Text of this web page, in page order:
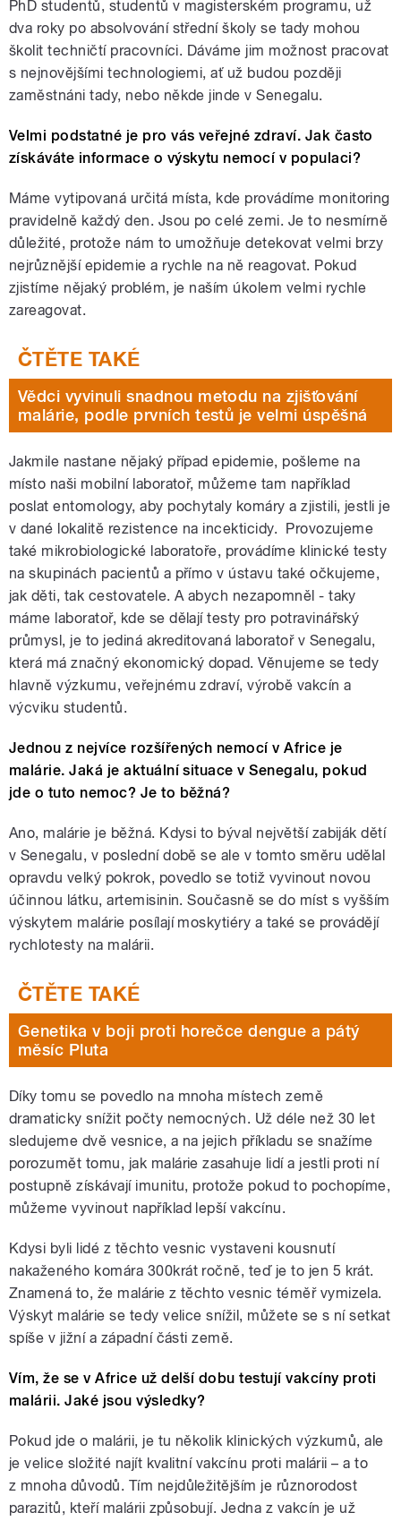
PhD studentů, studentů v magisterském programu, už
dva roky po absolvování střední školy se tady mohou
školit techničtí pracovníci. Dáváme jim možnost pracovat
s nejnovějšími technologiemi, ať už budou později
zaměstnáni tady, nebo někde jinde v Senegalu.
Velmi podstatné je pro vás veřejné zdraví. Jak často
získáváte informace o výskytu nemocí v populaci?
Máme vytipovaná určitá místa, kde provádíme monitoring
pravidelně každý den. Jsou po celé zemi. Je to nesmírně
důležité, protože nám to umožňuje detekovat velmi brzy
nejrůznější epidemie a rychle na ně reagovat. Pokud
zjistíme nějaký problém, je naším úkolem velmi rychle
zareagovat.
Vědci vyvinuli snadnou metodu na zjišťování
malárie, podle prvních testů je velmi úspěšná
Jakmile nastane nějaký případ epidemie, pošleme na
místo naši mobilní laboratoř, můžeme tam například
poslat entomology, aby pochytaly komáry a zjistili, jestli je
v dané lokalitě rezistence na incekticidy. Provozujeme
také mikrobiologické laboratoře, provádíme klinické testy
na skupinách pacientů a přímo v ústavu také očkujeme,
jak děti, tak cestovatele. A abych nezapomněl - taky
máme laboratoř, kde se dělají testy pro potravinářský
průmysl, je to jediná akreditovaná laboratoř v Senegalu,
která má značný ekonomický dopad. Věnujeme se tedy
hlavně výzkumu, veřejnému zdraví, výrobě vakcín a
výcviku studentů.
Jednou z nejvíce rozšířených nemocí v Africe je
malárie. Jaká je aktuální situace v Senegalu, pokud
jde o tuto nemoc? Je to běžná?
Ano, malárie je běžná. Kdysi to býval největší zabiják dětí
v Senegalu, v poslední době se ale v tomto směru udělal
opravdu velký pokrok, povedlo se totiž vyvinout novou
účinnou látku, artemisinin. Současně se do míst s vyšším
výskytem malárie posílají moskytiéry a také se provádějí
rychlotesty na malárii.
Genetika v boji proti horečce dengue a pátý
měsíc Pluta
Díky tomu se povedlo na mnoha místech země
dramaticky snížit počty nemocných. Už déle než 30 let
sledujeme dvě vesnice, a na jejich příkladu se snažíme
porozumět tomu, jak malárie zasahuje lidí a jestli proti ní
postupně získávají imunitu, protože pokud to pochopíme,
můžeme vyvinout například lepší vakcínu.
Kdysi byli lidé z těchto vesnic vystaveni kousnutí
nakaženého komára 300krát ročně, teď je to jen 5 krát.
Znamená to, že malárie z těchto vesnic téměř vymizela.
Výskyt malárie se tedy velice snížil, můžete se s ní setkat
spíše v jižní a západní části země.
Vím, že se v Africe už delší dobu testují vakcíny proti
malárii. Jaké jsou výsledky?
Pokud jde o malárii, je tu několik klinických výzkumů, ale
je velice složité najít kvalitní vakcínu proti malárii – a to
z mnoha důvodů. Tím nejdůležitějším je různorodost
parazitů, kteří malárii způsobují. Jedna z vakcín je už